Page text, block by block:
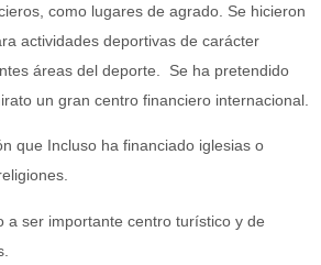
como lugares de agrado. Se hicieron
actividades deportivas de carácter
áreas del deporte. Se ha pretendido
un gran centro financiero internacional.
que Incluso ha financiado iglesias o
a ser importante centro turístico y de